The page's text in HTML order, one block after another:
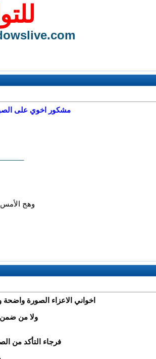
مشكور اخوي على
وهج الأمس
اخواني الاعزاء الصورة
ولا من ضمن
فرجاء التأكد من